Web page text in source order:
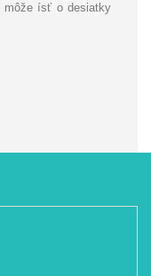
môže ísť o desiatky